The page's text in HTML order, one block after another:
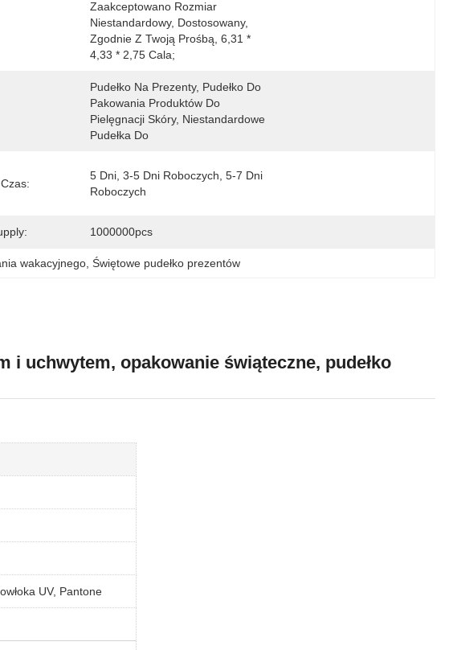
Zaakceptowano Rozmiar
Niestandardowy, Dostosowany,
Zgodnie Z Twoją Prośbą, 6,31 *
4,33 * 2,75 Cala;
Pudełko Na Prezenty, Pudełko Do
Pakowania Produktów Do
Pielęgnacji Skóry, Niestandardowe
Pudełka Do
5 Dni, 3-5 Dni Roboczych, 5-7 Dni
Roboczych
1000000pcs
wakacyjnego Świętowe pudełko prezentów
i uchwytem, opakowanie świąteczne, pudełko
UV, Pantone